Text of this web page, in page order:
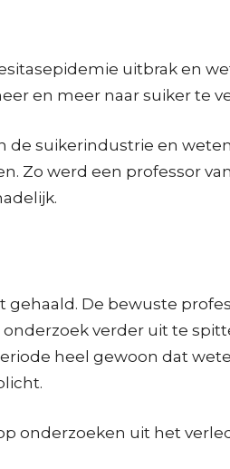
uitbrak en
en meer naar suiker te
suikerindustrie en
Zo werd een professor
De bewuste
verder uit te
heel gewoon dat
onderzoeken uit het